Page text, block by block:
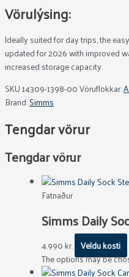
Vörulýsing:
Ideally suited for day trips, the
updated for 2026 with improved
increased storage capacity.
SKU14309-1398-00Vöruflokkar:
Brand:Simms
Tengdar vörur
Tengdar vörur
Fatnaður
Simms Daily
4.990kr. Veldu kosti
The options may be